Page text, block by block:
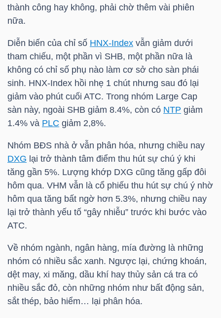
thành công hay không, phải chờ thêm vài phiên
nữa.
Diễn biến của chỉ số HNX-Index vẫn giảm dưới
tham chiếu, một phần vì SHB, một phần nữa là
không có chỉ số phụ nào làm cơ sở cho sàn phái
sinh. HNX-Index hồi nhẹ 1 chút nhưng sau đó lại
giảm vào phút cuối ATC. Trong nhóm Large Cap
sàn này, ngoài SHB giảm 8.4%, còn có NTP giảm
1.4% và PLC giảm 2,8%.
Nhóm BĐS nhà ở vẫn phân hóa, nhưng chiều nay
DXG lại trở thành tâm điểm thu hút sự chú ý khi
tăng gần 5%. Lượng khớp DXG cũng tăng gấp đôi
hôm qua. VHM vẫn là cổ phiếu thu hút sự chú ý nhờ
hôm qua tăng bất ngờ hơn 5.3%, nhưng chiều nay
lại trở thành yếu tố “gây nhiễu” trước khi bước vào
ATC.
Về nhóm ngành, ngân hàng, mía đường là những
nhóm có nhiều sắc xanh. Ngược lại, chứng khoán,
dệt may, xi măng, dầu khí hay thủy sản cá tra có
nhiều sắc đỏ, còn những nhóm như bất động sản,
sắt thép, bảo hiểm… lại phân hóa.
TÍCH
VIETSTOCKFINANCE
VĨ
NGÀNH
DOANH